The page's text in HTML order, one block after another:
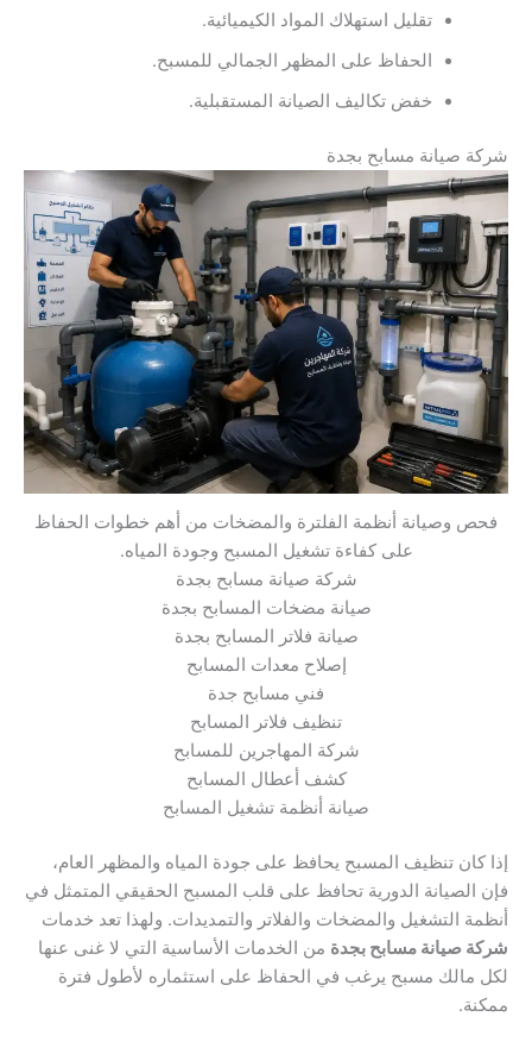
تقليل استهلاك المواد الكيميائية.
الحفاظ على المظهر الجمالي للمسبح.
خفض تكاليف الصيانة المستقبلية.
شركة صيانة مسابح بجدة
فحص وصيانة أنظمة الفلترة والمضخات من أهم خطوات الحفاظ
على كفاءة تشغيل المسبح وجودة المياه.
شركة صيانة مسابح بجدة
صيانة مضخات المسابح بجدة
صيانة فلاتر المسابح بجدة
إصلاح معدات المسابح
فني مسابح جدة
تنظيف فلاتر المسابح
شركة المهاجرين للمسابح
كشف أعطال المسابح
صيانة أنظمة تشغيل المسابح
إذا كان تنظيف المسبح يحافظ على جودة المياه والمظهر العام،
فإن الصيانة الدورية تحافظ على قلب المسبح الحقيقي المتمثل في
أنظمة التشغيل والمضخات والفلاتر والتمديدات. ولهذا تعد خدمات
شركة صيانة مسابح بجدة من الخدمات الأساسية التي لا غنى عنها
لكل مالك مسبح يرغب في الحفاظ على استثماره لأطول فترة
ممكنة.